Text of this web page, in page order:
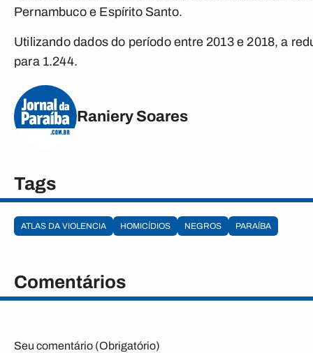
Pernambuco e Espírito Santo.
Utilizando dados do período entre 2013 e 2018, a
para 1.244.
Raniery Soares
Tags
ATLAS DA VIOLENCIA HOMICÍDIOS NEGROS PARAÍBA
Comentários
Seu comentário (Obrigatório)